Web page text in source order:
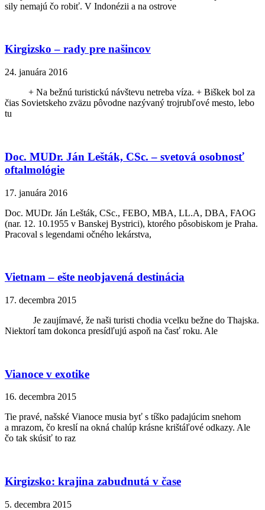
sily nemajú čo robiť. V Indonézii a na ostrove
Kirgizsko – rady pre našincov
24. januára 2016
+ Na bežnú turistickú návštevu netreba víza. + Biškek bol za
čias Sovietskeho zväzu pôvodne nazývaný trojrubľové mesto, lebo
tu
Doc. MUDr. Ján Lešták, CSc. – svetová osobnosť
oftalmológie
17. januára 2016
Doc. MUDr. Ján Lešták, CSc., FEBO, MBA, LL.A, DBA, FAOG
(nar. 12. 10.1955 v Banskej Bystrici), ktorého pôsobiskom je Praha.
Pracoval s legendami očného lekárstva,
Vietnam – ešte neobjavená destinácia
17. decembra 2015
Je zaujímavé, že naši turisti chodia vcelku bežne do Thajska.
Niektorí tam dokonca presídľujú aspoň na časť roku. Ale
Vianoce v exotike
16. decembra 2015
Tie pravé, našské Vianoce musia byť s tíško padajúcim snehom
a mrazom, čo kreslí na okná chalúp krásne krištáľové odkazy. Ale
čo tak skúsiť to raz
Kirgizsko: krajina zabudnutá v čase
5. decembra 2015